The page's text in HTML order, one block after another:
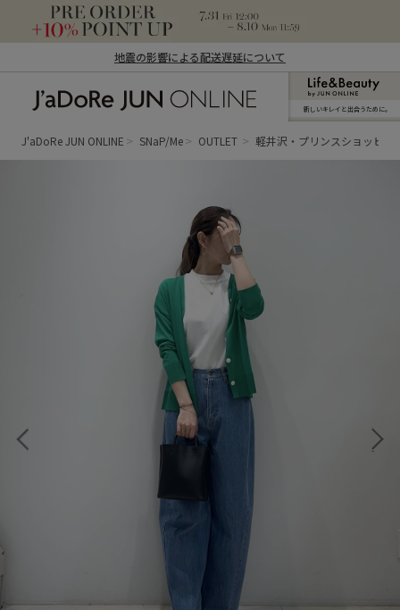
地震の影響による配送遅延について
ン オンライン）
新しいキレイと出合うために。
J'aDoRe JUN ONLINE SNaP/Me OUTLET 軽井沢・プリンスショッピン